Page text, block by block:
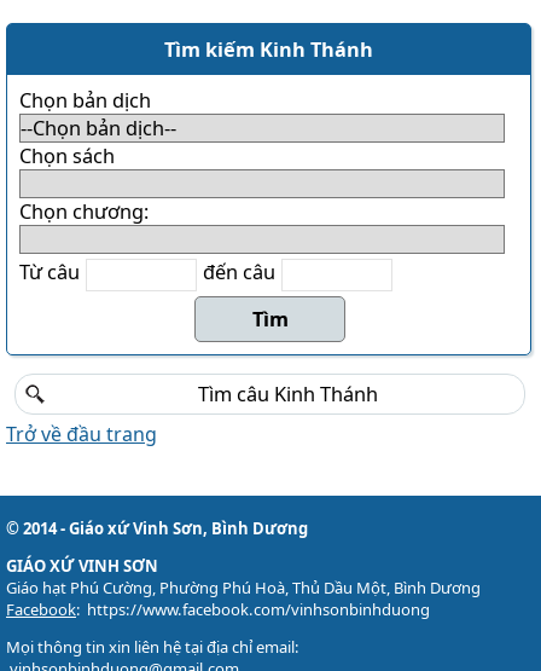
Tìm kiếm Kinh Thánh
Chọn bản dịch
Chọn sách
Chọn chương:
Từ câu đến câu
Trở về đầu trang
© 2014 - Giáo xứ Vinh Sơn, Bình Dương
GIÁO XỨ VINH SƠN
Giáo hạt Phú Cường, Phường Phú Hoà, Thủ Dầu Một, Bình Dương
Facebook: https://www.facebook.com/vinhsonbinhduong
Mọi thông tin xin liên hệ tại địa chỉ email: